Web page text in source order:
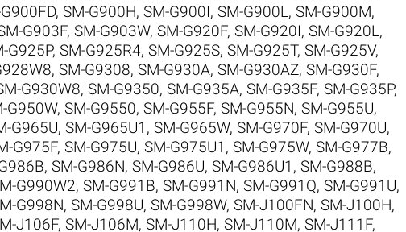
, SM-G900H, SM-G900I, SM-G900L, SM-G900M,
G903F, SM-G903W, SM-G920F, SM-G920I, SM-G920L,
G925P, SM-G925R4, SM-G925S, SM-G925T, SM-G925V,
, SM-G9308, SM-G930A, SM-G930AZ, SM-G930F,
G930W8, SM-G9350, SM-G935A, SM-G935F, SM-G935P,
G950W, SM-G9550, SM-G955F, SM-G955N, SM-G955U,
G965U, SM-G965U1 , SM-G965W, SM-G970F, SM-G970U,
G975F, SM-G975U, SM-G975U1 , SM-G975W, SM-G977B,
, SM-G986N, SM-G986U, SM-G986U1 , SM-G988B,
G990W2, SM-G991B, SM-G991N, SM-G991Q, SM-G991U,
G998N, SM-G998U, SM-G998W, SM-J100FN, SM-J100H,
J106F, SM-J106M, SM-J110H, SM-J110M, SM-J111F,